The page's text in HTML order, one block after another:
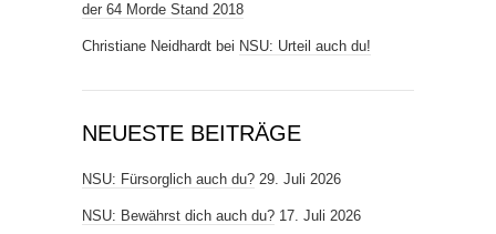
der 64 Morde Stand 2018
Christiane Neidhardt bei NSU: Urteil auch du!
NEUESTE BEITRÄGE
NSU: Fürsorglich auch du? 29. Juli 2026
NSU: Bewährst dich auch du? 17. Juli 2026